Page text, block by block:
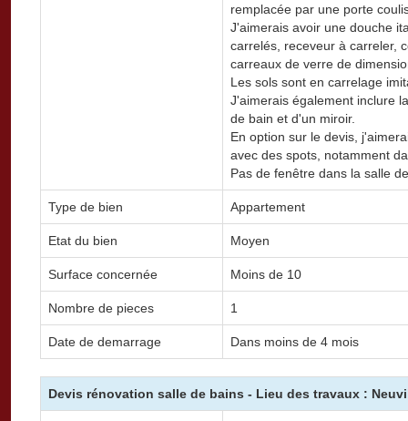
remplacée par une porte
J'aimerais avoir une douche
carrelés, receveur à carreler,
carreaux de verre de
Les sols sont en carrelage
J'aimerais également inclure
de bain et d'un miroir.
En option sur le devis,
avec des spots, notamment
Pas de fenêtre dans la salle
Type de bien Appartement
Etat du bien Moyen
Surface concernée Moins de 10
Nombre de pieces 1
Date de demarrage Dans moins de 4 mois
Devis rénovation salle de bains - Lieu des travaux :